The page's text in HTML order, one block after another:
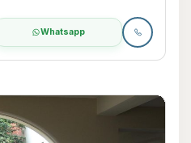
Whatsapp